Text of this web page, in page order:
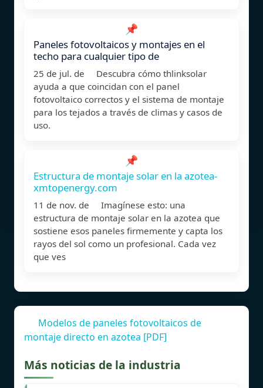
📌
Paneles fotovoltaicos y montajes en el
techo para cualquier tipo de
25 de jul. de Descubra cómo thlinksolar
ayuda a que coincidan con el panel
fotovoltaico correctos y el sistema de montaje
para los tejados a través de climas y casos de
uso.
📌
Estructura de montaje solar en la azotea-
xmtopenergy.com
11 de nov. de Imagínese esto: una
estructura de montaje solar en la azotea que
sostiene esos paneles firmemente y capta los
rayos del sol como un profesional. Cada vez
que ves
Modelos de paneles fotovoltaicos de
montaje directo en azotea [PDF]
Más noticias de la industria